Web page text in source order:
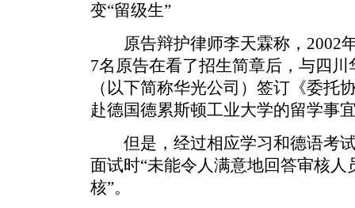
变“留级生”
原告辩护律师李天霖称，2002年
7名原告在看了招生简章后，与四
（以下简称华光公司）签订《委托
赴德国德累斯顿工业大学的留学事
但是，经过相应学习和德语考试
面试时“未能令人满意地回答审核
核”。